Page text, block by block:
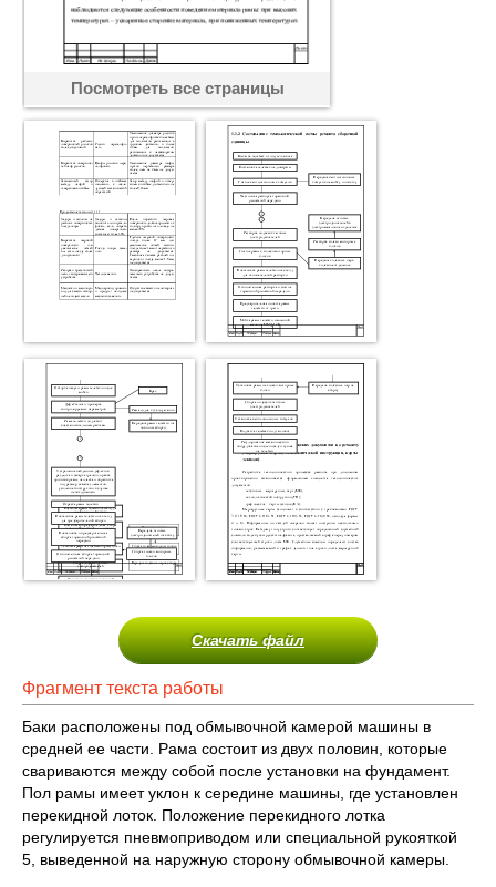
Посмотреть все страницы
Скачать файл
Фрагмент текста работы
Баки расположены под обмывочной камерой машины в
средней ее части. Рама состоит из двух половин, которые
свариваются между собой после установки на фундамент.
Пол рамы имеет уклон к середине машины, где установлен
перекидной лоток. Положение перекидного лотка
регулируется пневмоприводом или специальной рукояткой
5, выведенной на наружную сторону обмывочной камеры.